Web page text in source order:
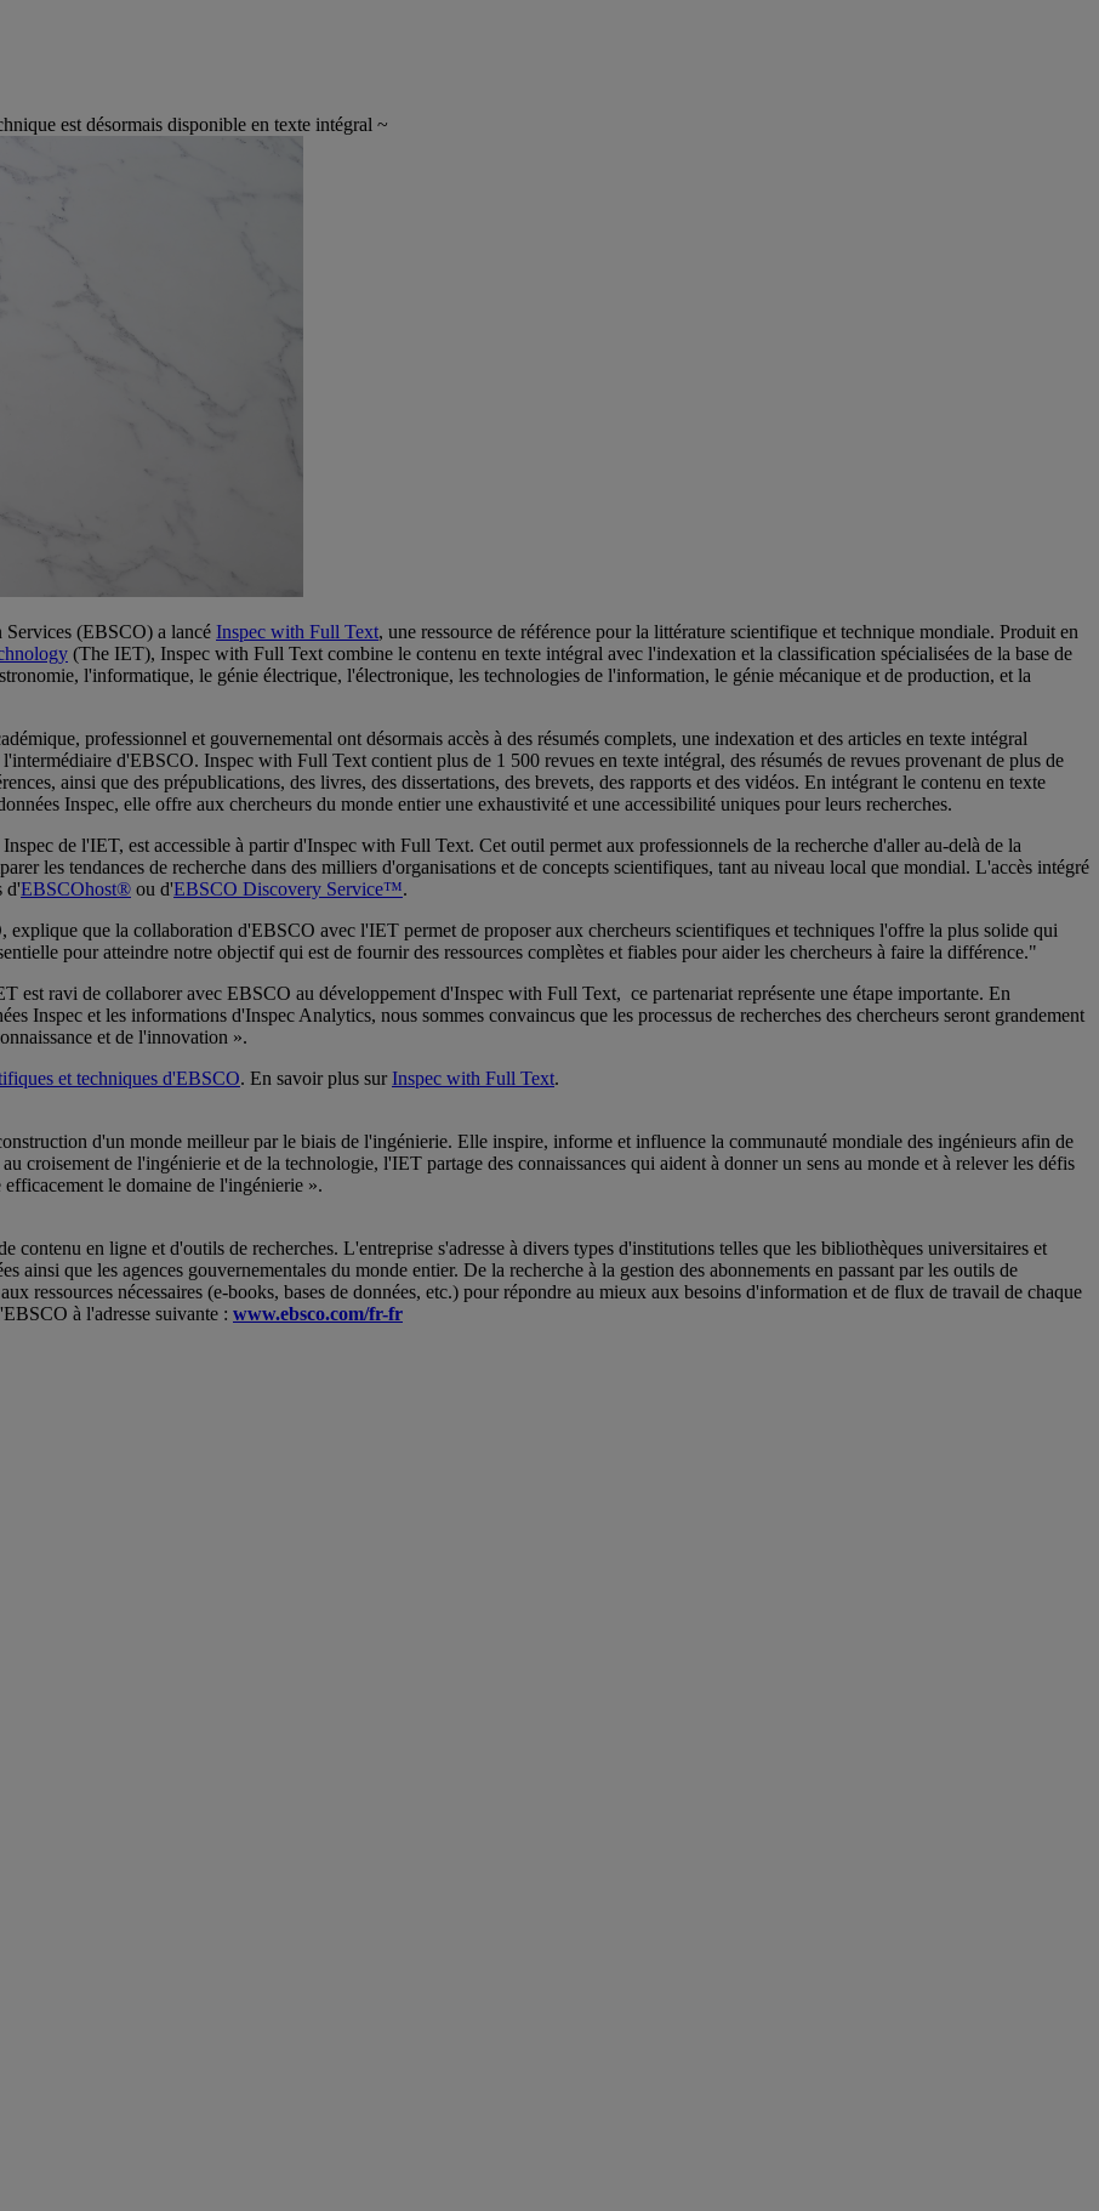
est désormais disponible en texte intégral ~
(EBSCO) a lancé Inspec with Full Text, une ressource de référence pour la littérature scientifique et technique mondiale. Produit en
(The IET), Inspec with Full Text combine le contenu en texte intégral avec l'indexation et la classification spécialisées de la base de
l'informatique, le génie électrique, l'électronique, les technologies de l'information, le génie mécanique et de production, et la
professionnel et gouvernemental ont désormais accès à des résumés complets, une indexation et des articles en texte intégral
d'EBSCO. Inspec with Full Text contient plus de 1 500 revues en texte intégral, des résumés de revues provenant de plus de
ainsi que des prépublications, des livres, des dissertations, des brevets, des rapports et des vidéos. En intégrant le contenu en texte
Inspec, elle offre aux chercheurs du monde entier une exhaustivité et une accessibilité uniques pour leurs recherches.
de l'IET, est accessible à partir d'Inspec with Full Text. Cet outil permet aux professionnels de la recherche d'aller au-delà de la
les tendances de recherche dans des milliers d'organisations et de concepts scientifiques, tant au niveau local que mondial. L'accès intégré
d'EBSCOhost® ou d'EBSCO Discovery Service™.
que la collaboration d'EBSCO avec l'IET permet de proposer aux chercheurs scientifiques et techniques l'offre la plus solide qui
pour atteindre notre objectif qui est de fournir des ressources complètes et fiables pour aider les chercheurs à faire la différence."
ravi de collaborer avec EBSCO au développement d'Inspec with Full Text, ce partenariat représente une étape importante. En
Inspec et les informations d'Inspec Analytics, nous sommes convaincus que les processus de recherches des chercheurs seront grandement
et de l'innovation ».
et techniques d'EBSCO. En savoir plus surInspec with Full Text.
d'un monde meilleur par le biais de l'ingénierie. Elle inspire, informe et influence la communauté mondiale des ingénieurs afin de
croisement de l'ingénierie et de la technologie, l'IET partage des connaissances qui aident à donner un sens au monde et à relever les défis
le domaine de l'ingénierie ».
en ligne et d'outils de recherches. L'entreprise s'adresse à divers types d'institutions telles que les bibliothèques universitaires et
ainsi que les agences gouvernementales du monde entier. De la recherche à la gestion des abonnements en passant par les outils de
ressources nécessaires (e-books, bases de données, etc.) pour répondre au mieux aux besoins d'information et de flux de travail de chaque
à l'adresse suivante : www.ebsco.com/fr-fr